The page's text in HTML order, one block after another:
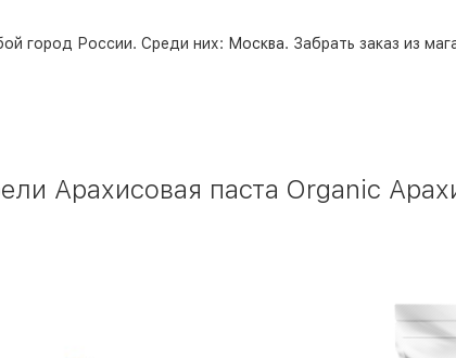
город России. Среди них: Москва. Забрать заказ из
Арахисовая паста Organic